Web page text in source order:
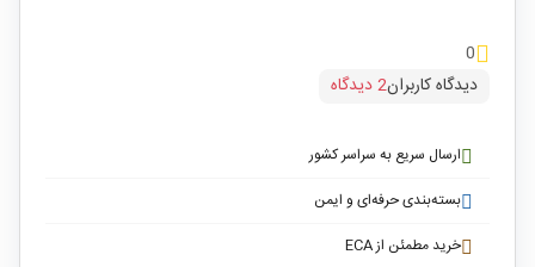
0
دیدگاه کاربران2 دیدگاه
ارسال سریع به سراسر کشور
بسته‌بندی حرفه‌ای و ایمن
خرید مطمئن از ECA